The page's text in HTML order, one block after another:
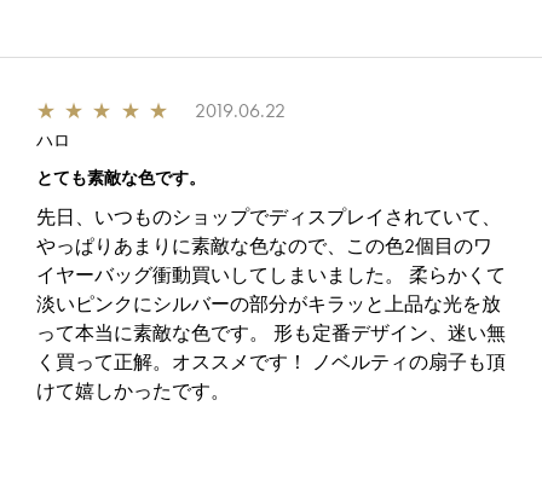
★ ★ ★ ★ ★ 2019.06.22
ハロ
とても素敵な色です。
先日、いつものショップでディスプレイされていて、
やっぱりあまりに素敵な色なので、この色2個目のワ
イヤーバッグ衝動買いしてしまいました。 柔らかくて
淡いピンクにシルバーの部分がキラッと上品な光を放
って本当に素敵な色です。 形も定番デザイン、迷い無
く買って正解。オススメです！ ノベルティの扇子も頂
けて嬉しかったです。